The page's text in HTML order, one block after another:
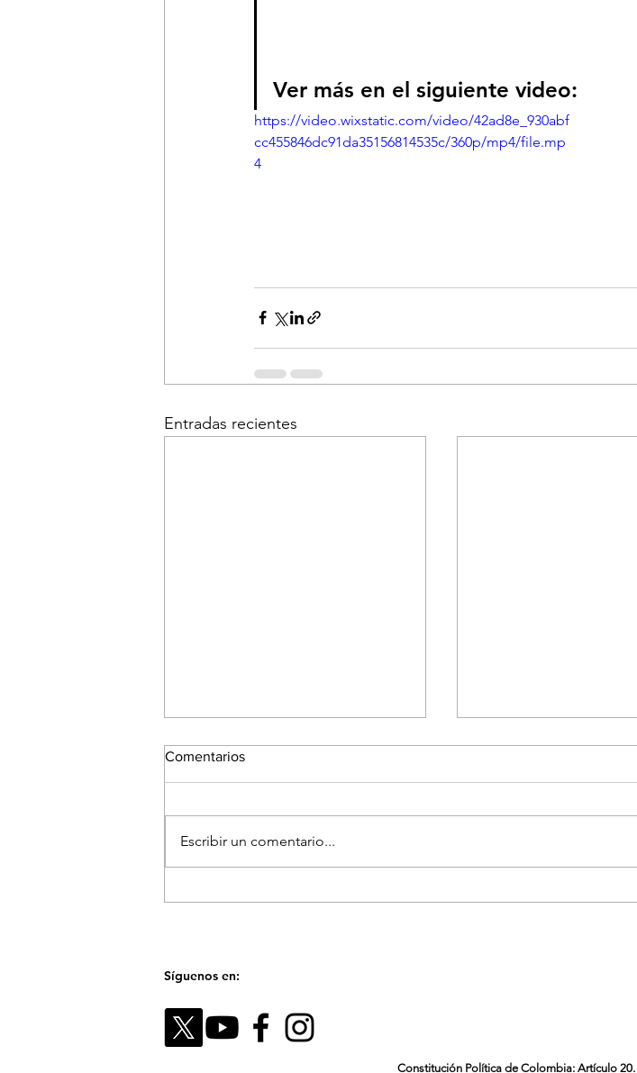
Ver más en el siguiente video:
https://video.wixstatic.com/video/42ad8e_930abf
cc455846dc91da35156814535c/360p/mp4/file.mp
4
Entradas recientes
Comentarios
Escribir un comentario...
Síguenos en:
Constitución Política de Colombia: Artículo 20.